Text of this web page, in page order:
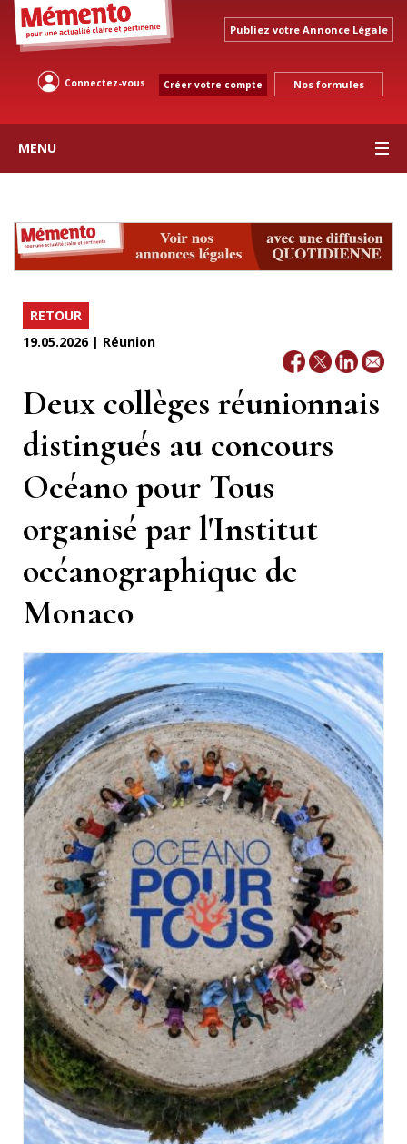
Publiez votre Annonce Légale
Connectez-vous Créer votre compte Nos formules
MENU
RETOUR
19.05.2026 | Réunion
Deux collèges réunionnais
distingués au concours
Océano pour Tous
organisé par l'Institut
océanographique de
Monaco